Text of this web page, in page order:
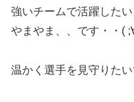
強いチームで活躍した
やまやま、、です・・(
温かく選手を見守りたい